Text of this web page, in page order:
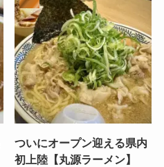
ついにオープン迎える県内
初上陸【丸源ラーメン】